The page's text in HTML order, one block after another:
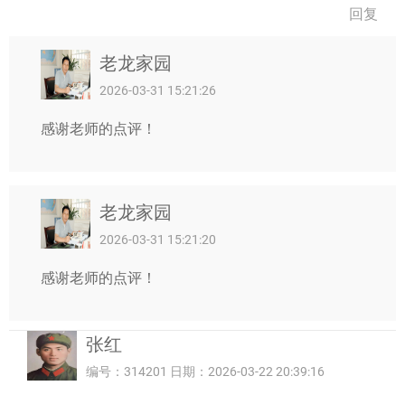
回复
老龙家园
2026-03-31 15:21:26
感谢老师的点评！
老龙家园
2026-03-31 15:21:20
感谢老师的点评！
张红
编号：314201 日期：2026-03-22 20:39:16